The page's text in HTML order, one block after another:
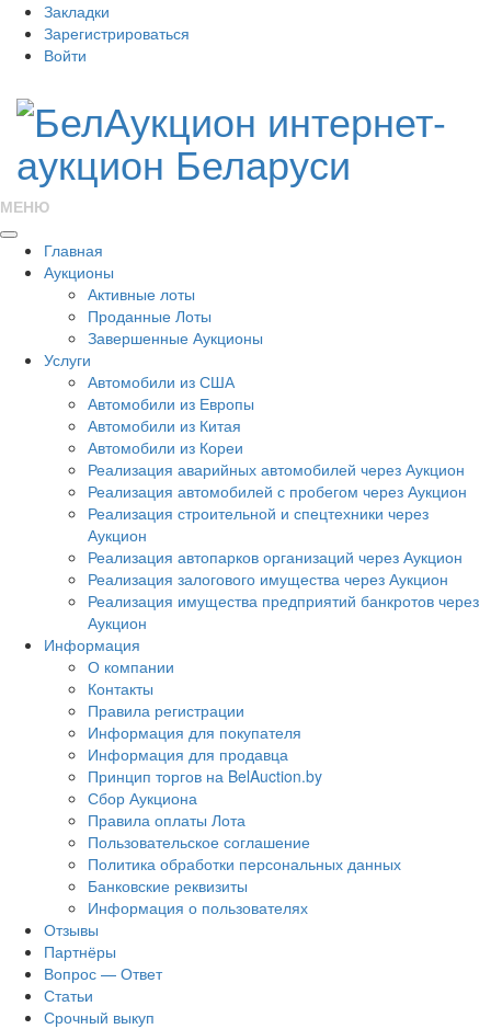
Закладки
Зарегистрироваться
Войти
МЕНЮ
Главная
Аукционы
Активные лоты
Проданные Лоты
Завершенные Аукционы
Услуги
Автомобили из США
Автомобили из Европы
Автомобили из Китая
Автомобили из Кореи
Реализация аварийных автомобилей через Аукцион
Реализация автомобилей с пробегом через Аукцион
Реализация строительной и спецтехники через
Аукцион
Реализация автопарков организаций через Аукцион
Реализация залогового имущества через Аукцион
Реализация имущества предприятий банкротов через
Аукцион
Информация
О компании
Контакты
Правила регистрации
Информация для покупателя
Информация для продавца
Принцип торгов на BelAuction.by
Сбор Аукциона
Правила оплаты Лота
Пользовательское соглашение
Политика обработки персональных данных
Банковские реквизиты
Информация о пользователях
Отзывы
Партнёры
Вопрос — Ответ
Статьи
Срочный выкуп